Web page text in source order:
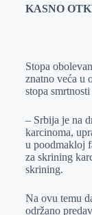
KASNO
Stopa
znatno veća u
stopa
– Srbija je na
karcinoma,
u poodmakloj
za skrining
skrining.
Na ovu temu
održano